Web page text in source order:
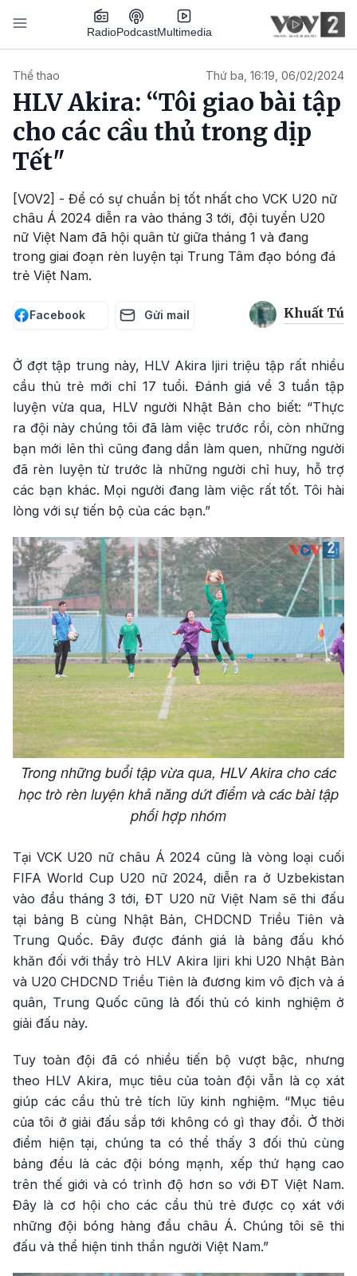
Nhảy đến nội dung
RadioPodcastMultimedia
Thể thao Thứ ba, 16:19, 06/02/2024
HLV Akira: “Tôi giao bài tập
cho các cầu thủ trong dịp
Tết"
[VOV2] - Để có sự chuẩn bị tốt nhất cho VCK U20 nữ
châu Á 2024 diễn ra vào tháng 3 tới, đội tuyển U20
nữ Việt Nam đã hội quân từ giữa tháng 1 và đang
trong giai đoạn rèn luyện tại Trung Tâm đạo bóng đá
trẻ Việt Nam.
Facebook Gửi mail Khuất Tú
Ở đợt tập trung này, HLV Akira Ijiri triệu tập rất nhiều
cầu thủ trẻ mới chỉ 17 tuổi. Đánh giá về 3 tuần tập
luyện vừa qua, HLV người Nhật Bản cho biết: “Thực
ra đội này chúng tôi đã làm việc trước rồi, còn những
bạn mới lên thì cũng đang dần làm quen, những người
đã rèn luyện từ trước là những người chỉ huy, hỗ trợ
các bạn khác. Mọi người đang làm việc rất tốt. Tôi hài
lòng với sự tiến bộ của các bạn.”
Trong những buổi tập vừa qua, HLV Akira cho các
học trò rèn luyện khả năng dứt điểm và các bài tập
phối hợp nhóm
Tại VCK U20 nữ châu Á 2024 cũng là vòng loại cuối
FIFA World Cup U20 nữ 2024, diễn ra ở Uzbekistan
vào đầu tháng 3 tới, ĐT U20 nữ Việt Nam sẽ thi đấu
tại bảng B cùng Nhật Bản, CHDCND Triều Tiên và
Trung Quốc. Đây được đánh giá là bảng đấu khó
khăn đối với thầy trò HLV Akira Ijiri khi U20 Nhật Bản
và U20 CHDCND Triều Tiên là đương kim vô địch và á
quân, Trung Quốc cũng là đối thủ có kinh nghiệm ở
giải đấu này.
Tuy toàn đội đã có nhiều tiến bộ vượt bậc, nhưng
theo HLV Akira, mục tiêu của toàn đội vẫn là cọ xát
giúp các cầu thủ trẻ tích lũy kinh nghiệm. “Mục tiêu
của tôi ở giải đấu sắp tới không có gì thay đổi. Ở thời
điểm hiện tại, chúng ta có thể thấy 3 đối thủ cùng
bảng đều là các đội bóng mạnh, xếp thứ hạng cao
trên thế giới và có trình độ hơn so với ĐT Việt Nam.
Đây là cơ hội cho các cầu thủ trẻ được cọ xát với
những đội bóng hàng đầu châu Á. Chúng tôi sẽ thi
đấu và thể hiện tinh thần người Việt Nam.”